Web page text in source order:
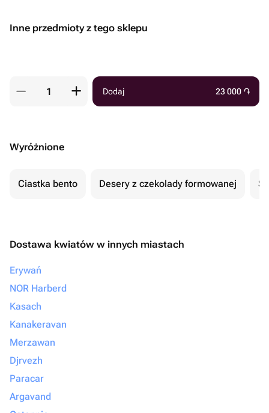
Inne przedmioty z tego sklepu
Dodaj 23 000 ֏
Wyróżnione
Ciastka bento Desery z czekolady formowanej
Dostawa kwiatów w innych miastach
Erywań
NOR Harberd
Kasach
Kanakeravan
Merzawan
Djrvezh
Paracar
Argavand